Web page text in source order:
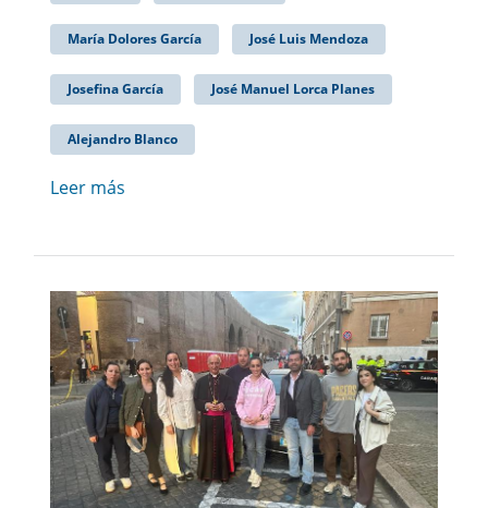
María Dolores García José Luis Mendoza
Josefina García José Manuel Lorca Planes
Alejandro Blanco
Leer más